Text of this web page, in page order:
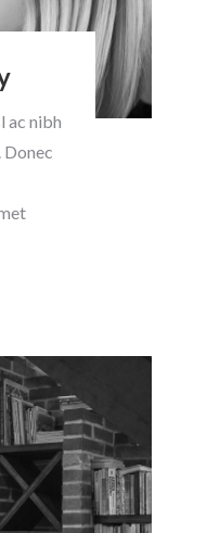
ac nibh
Donec